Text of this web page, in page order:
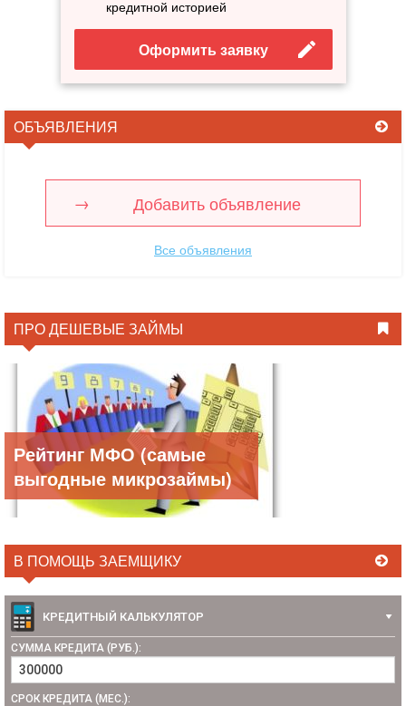
кредитной историей
Оформить заявку
ОБЪЯВЛЕНИЯ
Добавить объявление
Все объявления
ПРО ДЕШЕВЫЕ ЗАЙМЫ
Рейтинг МФО (самые
выгодные микрозаймы)
В ПОМОЩЬ ЗАЕМЩИКУ
КРЕДИТНЫЙ КАЛЬКУЛЯТОР
СУММА КРЕДИТА (РУБ.):
СРОК КРЕДИТА (МЕС.):